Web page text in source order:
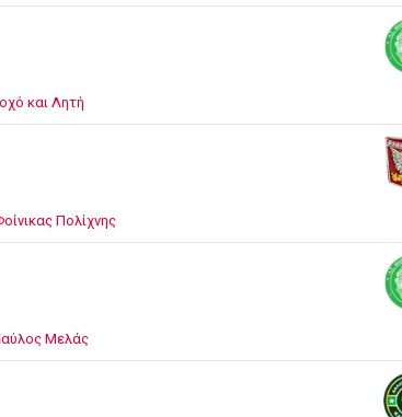
και Λητή
Πολίχνης
Μελάς